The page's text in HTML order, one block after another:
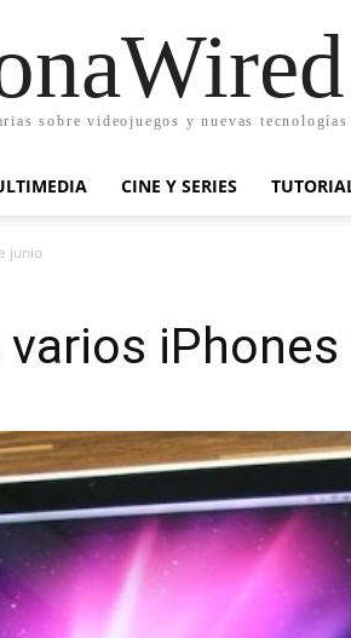
sobre videojuegos y nuevas tecnologías
CINE Y SERIES
junio